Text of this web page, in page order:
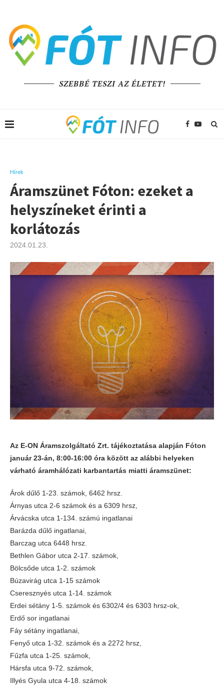
SZEBBÉ TESZI AZ ÉLETET!
Hírek
Áramszünet Fóton: ezeket a
helyszíneket érinti a
korlátozás
2024.01.23.
Az E-ON Áramszolgáltató Zrt. tájékoztatása alapján Fóton
január 23-án, 8:00-16:00 óra között az alábbi helyeken
várható áramhálózati karbantartás miatti áramszünet:
Árok dűlő 1-23. számok, 6462 hrsz.
Árnyas utca 2-6 számok és a 6309 hrsz,
Árvácska utca 1-134. számú ingatlanai
Barázda dűlő ingatlanai,
Barczag utca 6448 hrsz.
Bethlen Gábor utca 2-17. számok,
Bölcsőde utca 1-2. számok
Búzavirág utca 1-15 számok
Cseresznyés utca 1-14. számok
Erdei sétány 1-5. számok és 6302/4 és 6303 hrsz-ok,
Erdő sor ingatlanai
Fáy sétány ingatlanai,
Fenyő utca 1-32. számok és a 2272 hrsz,
Fűzfa utca 1-25. számok,
Hársfa utca 9-72. számok,
Illyés Gyula utca 4-18. számok